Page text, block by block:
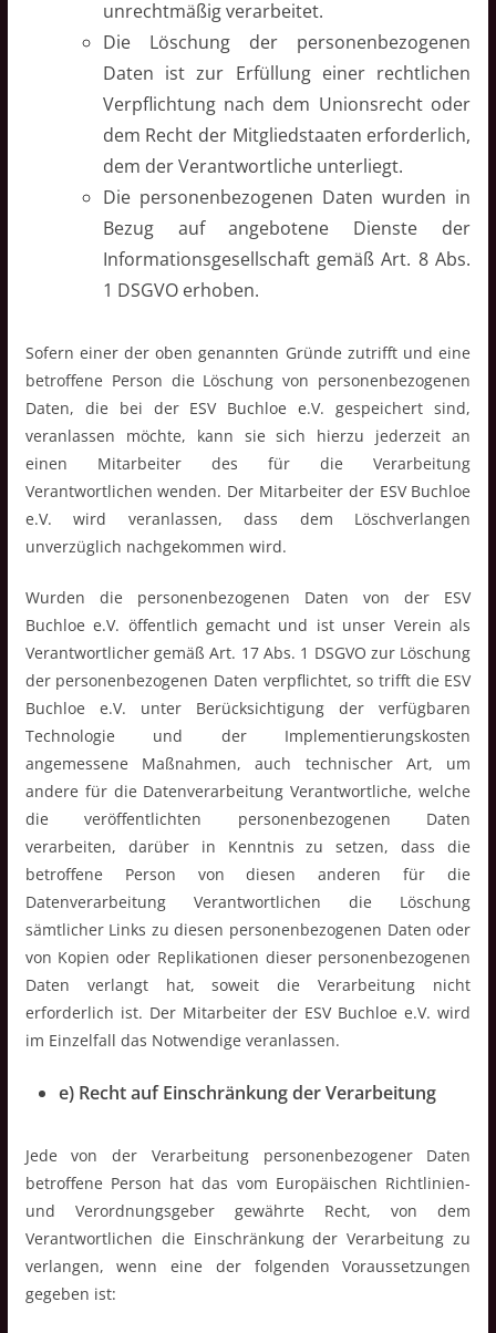
unrechtmäßig verarbeitet.
Die Löschung der personenbezogenen
Daten ist zur Erfüllung einer rechtlichen
Verpflichtung nach dem Unionsrecht oder
dem Recht der Mitgliedstaaten erforderlich,
dem der Verantwortliche unterliegt.
Die personenbezogenen Daten wurden in
Bezug auf angebotene Dienste der
Informationsgesellschaft gemäß Art. 8 Abs.
1 DSGVO erhoben.
Sofern einer der oben genannten Gründe zutrifft und eine
betroffene Person die Löschung von personenbezogenen
Daten, die bei der ESV Buchloe e.V. gespeichert sind,
veranlassen möchte, kann sie sich hierzu jederzeit an
einen Mitarbeiter des für die Verarbeitung
Verantwortlichen wenden. Der Mitarbeiter der ESV Buchloe
e.V. wird veranlassen, dass dem Löschverlangen
unverzüglich nachgekommen wird.
Wurden die personenbezogenen Daten von der ESV
Buchloe e.V. öffentlich gemacht und ist unser Verein als
Verantwortlicher gemäß Art. 17 Abs. 1 DSGVO zur Löschung
der personenbezogenen Daten verpflichtet, so trifft die ESV
Buchloe e.V. unter Berücksichtigung der verfügbaren
Technologie und der Implementierungskosten
angemessene Maßnahmen, auch technischer Art, um
andere für die Datenverarbeitung Verantwortliche, welche
die veröffentlichten personenbezogenen Daten
verarbeiten, darüber in Kenntnis zu setzen, dass die
betroffene Person von diesen anderen für die
Datenverarbeitung Verantwortlichen die Löschung
sämtlicher Links zu diesen personenbezogenen Daten oder
von Kopien oder Replikationen dieser personenbezogenen
Daten verlangt hat, soweit die Verarbeitung nicht
erforderlich ist. Der Mitarbeiter der ESV Buchloe e.V. wird
im Einzelfall das Notwendige veranlassen.
e) Recht auf Einschränkung der Verarbeitung
Jede von der Verarbeitung personenbezogener Daten
betroffene Person hat das vom Europäischen Richtlinien-
und Verordnungsgeber gewährte Recht, von dem
Verantwortlichen die Einschränkung der Verarbeitung zu
verlangen, wenn eine der folgenden Voraussetzungen
gegeben ist: